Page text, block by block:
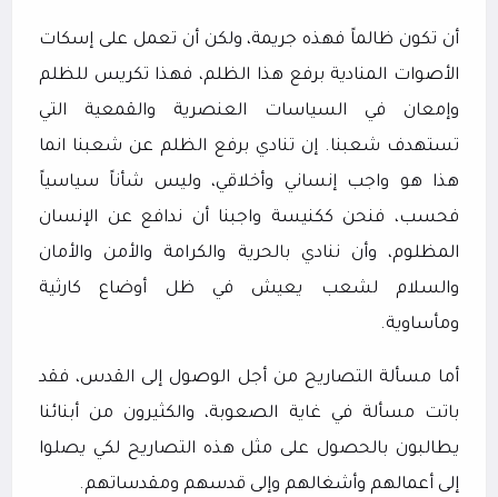
أن تكون ظالماً فهذه جريمة، ولكن أن تعمل على إسكات
الأصوات المنادية برفع هذا الظلم، فهذا تكريس للظلم
وإمعان في السياسات العنصرية والقمعية التي
تستهدف شعبنا. إن تنادي برفع الظلم عن شعبنا انما
هذا هو واجب إنساني وأخلاقي، وليس شأناً سياسياً
فحسب، فنحن ككنيسة واجبنا أن ندافع عن الإنسان
المظلوم، وأن ننادي بالحرية والكرامة والأمن والأمان
والسلام لشعب يعيش في ظل أوضاع كارثية
ومأساوية.
أما مسألة التصاريح من أجل الوصول إلى القدس، فقد
باتت مسألة في غاية الصعوبة، والكثيرون من أبنائنا
يطالبون بالحصول على مثل هذه التصاريح لكي يصلوا
إلى أعمالهم وأشغالهم وإلى قدسهم ومقدساتهم.